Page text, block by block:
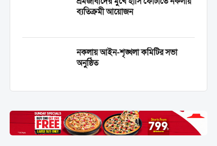
ব্যতিক্রমী আয়োজন
নকলায় আইন-শৃঙ্খলা কমিটির সভা
অনুষ্ঠিত